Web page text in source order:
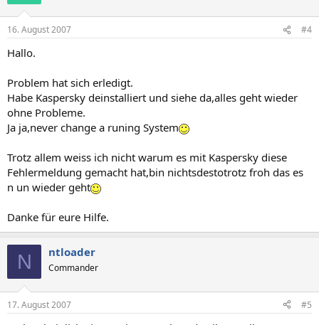
16. August 2007 #4
Hallo.
Problem hat sich erledigt.
Habe Kaspersky deinstalliert und siehe da,alles geht wieder
ohne Probleme.
Ja ja,never change a runing System
Trotz allem weiss ich nicht warum es mit Kaspersky diese
Fehlermeldung gemacht hat,bin nichtsdestotrotz froh das es
n un wieder geht
Danke für eure Hilfe.
N ntloader
Commander
17. August 2007 #5